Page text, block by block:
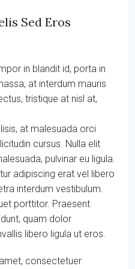
Sed Eros
in blandit id, porta in
at interdum mauris
tristique at nisl at,
at malesuada orci
cursus. Nulla elit
pulvinar eu ligula.
adipiscing erat vel libero
interdum vestibulum.
porttitor. Praesent
quam dolor
libero ligula ut eros.
consectetuer